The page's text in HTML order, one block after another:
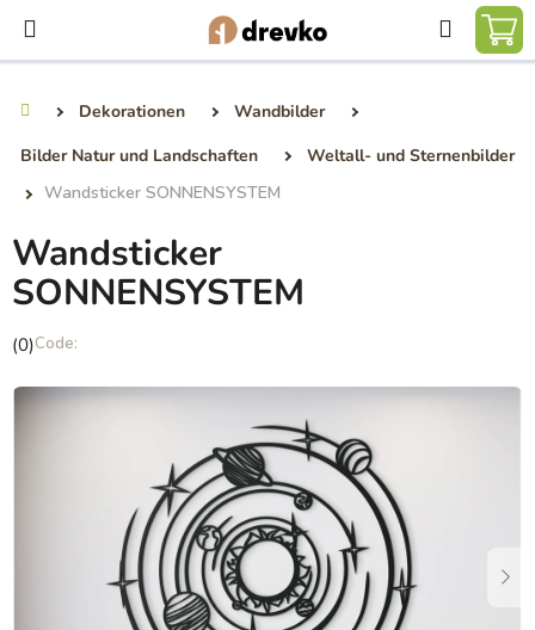
Inhalt
springen
Suchen
Dekorationen
Wandbilder
Bilder Natur und Landschaften
Weltall- und Sternenbilder
Wandsticker SONNENSYSTEM
Wandsticker
SONNENSYSTEM
Die
Produktbewertung
(0)